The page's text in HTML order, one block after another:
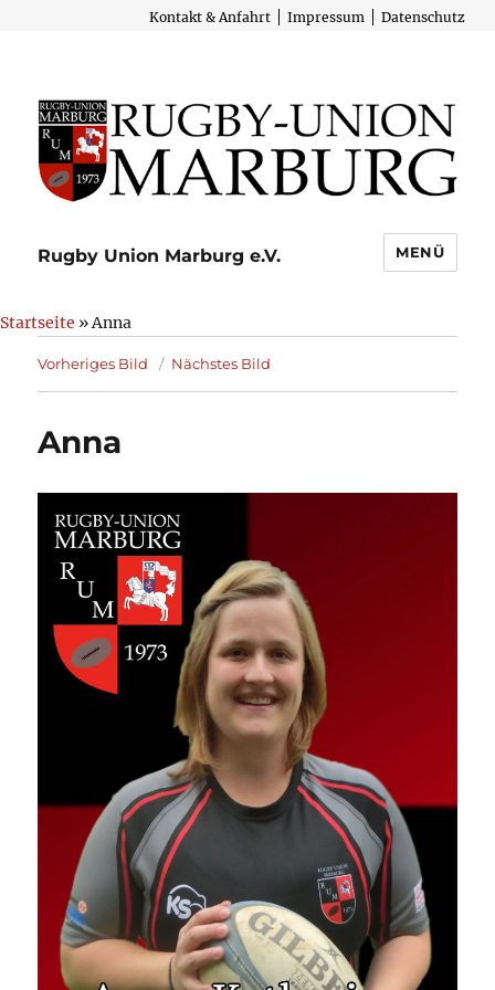
Kontakt & Anfahrt Impressum Datenschutz
Rugby Union Marburg e.V. MENÜ
Startseite » Anna
Vorheriges Bild Nächstes Bild
Anna